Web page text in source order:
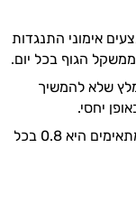
אימוני התנגדות
שלא להמשיך
יחסי.
כמות החלבון המומלצת עבור אנשים שאינם מתאימים היא 0.8 בכל